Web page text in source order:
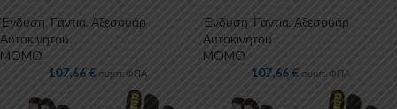
Ένδυση Γάντια, Αξεσουάρ
Αυτοκινήτου
MOMO
107,66€ συμπ. ΦΠΑ
Ένδυση Γάντια, Αξεσουάρ
Αυτοκινήτου
MOMO
107,66€ συμπ. ΦΠΑ